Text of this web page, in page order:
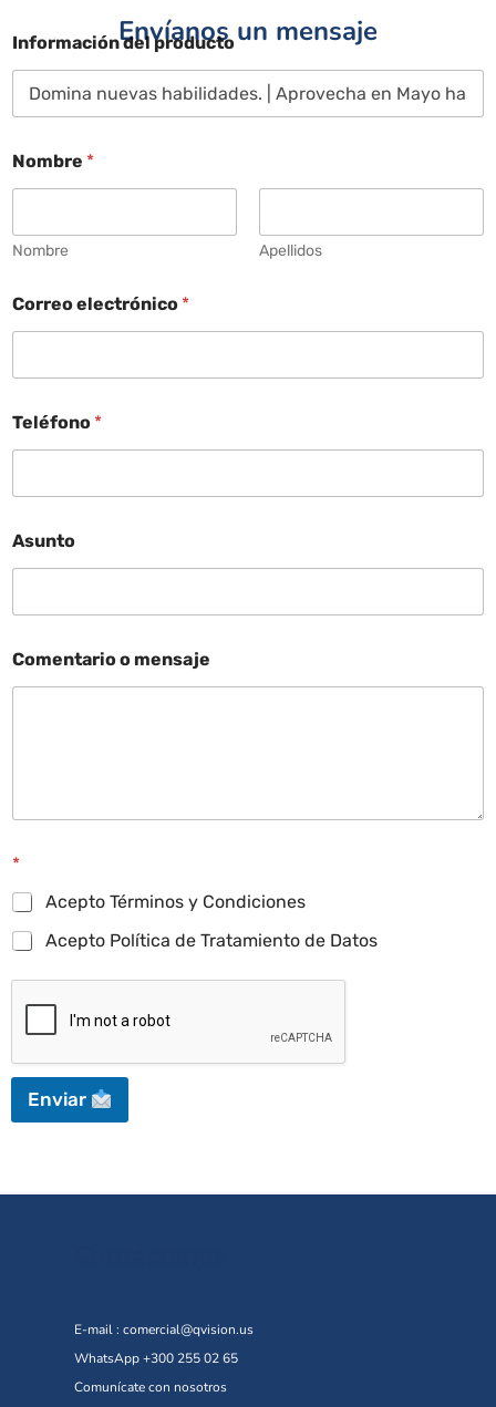
Envíanos un mensaje
Información del producto
Nombre *
Nombre Apellidos
Correo electrónico *
Teléfono *
Asunto
Comentario o mensaje
*
Acepto Términos y Condiciones
Acepto Política de Tratamiento de Datos
Enviar
E-mail : comercial@qvision.us
WhatsApp +300 255 02 65
Comunícate con nosotros